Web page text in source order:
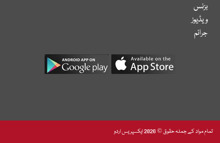
بزنس
ویڈیوز
جرائم
تمام مواد کے جملہ حقوق © 2026 ایکسپریس اردو